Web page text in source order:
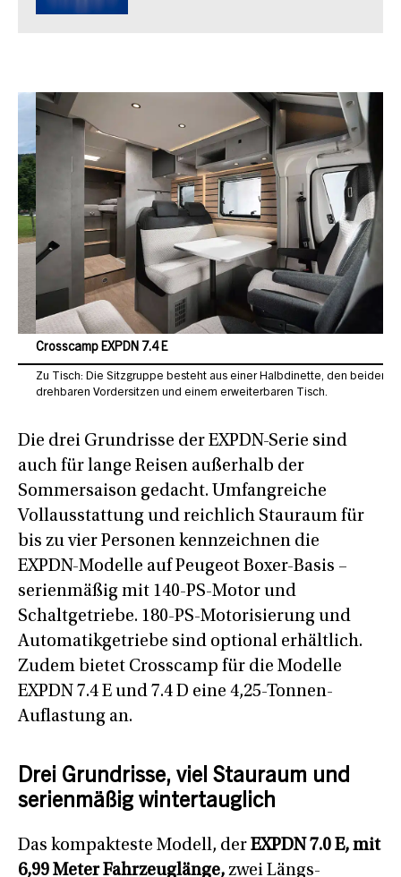
Crosscamp EXPDN 7.4 E
Zu Tisch: Die Sitzgruppe besteht aus einer Halbdinette, den beiden
drehbaren Vordersitzen und einem erweiterbaren Tisch.
Die drei Grundrisse der EXPDN-Serie sind
auch für lange Reisen außerhalb der
Sommersaison gedacht. Umfangreiche
Vollausstattung und reichlich Stauraum für
bis zu vier Personen kennzeichnen die
EXPDN-Modelle auf Peugeot Boxer-Basis –
serienmäßig mit 140-PS-Motor und
Schaltgetriebe. 180-PS-Motorisierung und
Automatikgetriebe sind optional erhältlich.
Zudem bietet Crosscamp für die Modelle
EXPDN 7.4 E und 7.4 D eine 4,25-Tonnen-
Auflastung an.
Drei Grundrisse, viel Stauraum und
serienmäßig wintertauglich
Das kompakteste Modell, der EXPDN 7.0 E, mit
6,99 Meter Fahrzeuglänge, zwei Längs-